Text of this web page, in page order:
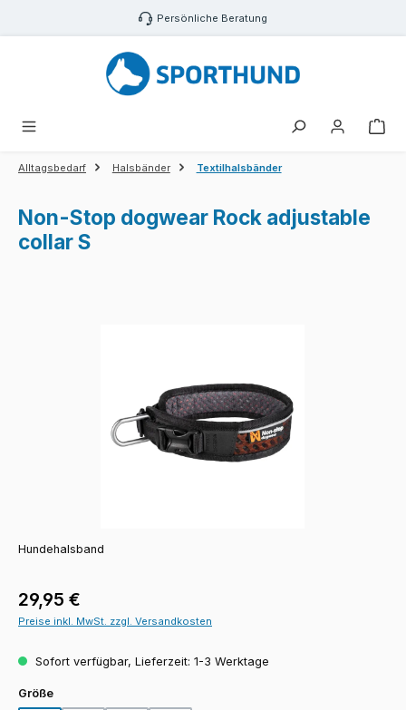
Zum Hauptinhalt springen Persönliche Beratung
Alltagsbedarf Halsbänder Textilhalsbänder
Non-Stop dogwear Rock adjustable
collar S
Hundehalsband
Regulärer Preis:
29,95 €
Preise inkl. MwSt. zzgl. Versandkosten
Sofort verfügbar, Lieferzeit: 1-3 Werktage
Größeauswählen